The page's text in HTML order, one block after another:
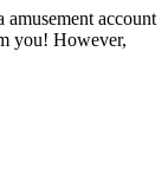
account
you! However,